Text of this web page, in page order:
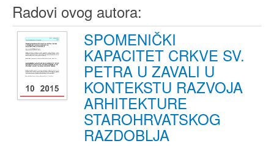
Radovi ovog autora:
SPOMENIČKI
KAPACITET CRKVE SV.
PETRA U ZAVALI U
KONTEKSTU RAZVOJA
ARHITEKTURE
STAROHRVATSKOG
RAZDOBLJA